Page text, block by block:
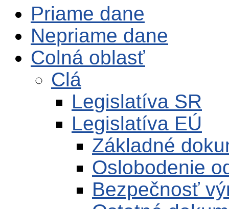
Priame dane
Nepriame dane
Colná oblasť
Clá
Legislatíva SR
Legislatíva EÚ
Základné
Oslobodenie
Bezpečnosť